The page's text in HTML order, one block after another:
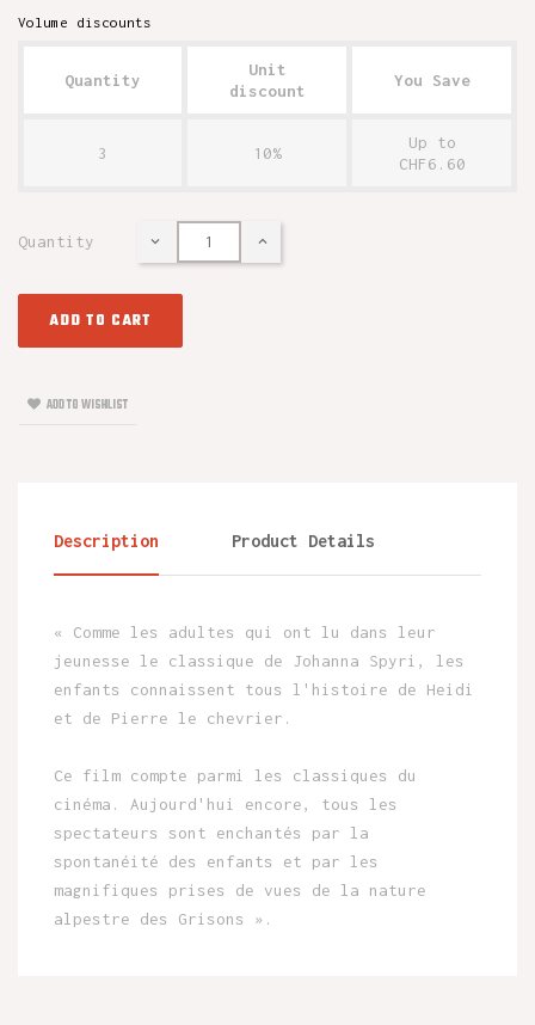
Volume discounts
Quantity
Unit
discount
You Save
3 10%
Up to
CHF6.60
Quantity
ADD TO CART
ADD TO WISHLIST
Description Product Details
« Comme les adultes qui ont lu dans leur
jeunesse le classique de Johanna Spyri, les
enfants connaissent tous l'histoire de Heidi
et de Pierre le chevrier.
Ce film compte parmi les classiques du
cinéma. Aujourd'hui encore, tous les
spectateurs sont enchantés par la
spontanéité des enfants et par les
magnifiques prises de vues de la nature
alpestre des Grisons ».